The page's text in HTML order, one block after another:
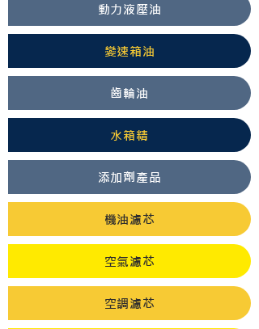
動力液壓油
變速箱油
齒輪油
水箱精
添加劑產品
機油濾芯
空氣濾芯
空調濾芯